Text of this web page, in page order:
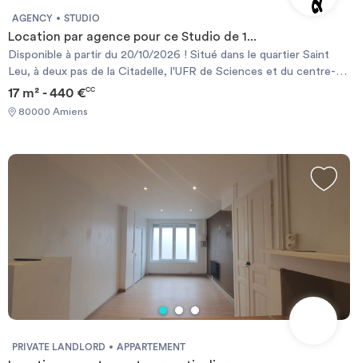
AGENCY STUDIO
Location par agence pour ce Studio de 1...
Disponible à partir du 20/10/2026 ! Situé dans le quartier Saint
Leu, à deux pas de la Citadelle, l'UFR de Sciences et du centre-
ville. Nous vous proposons à la location ce charmant studio refait
à neuf de 17m² vous offrant, un coin cuisine, un séjour, une salle
de douche avec wc. Le chauffage est individuel électrique.
Vous pouvez également nous contacter au 03.22.91.36.15 ou
informations sur les risques auxquels ce bien est exposé sont
disponibles sur le site Géorisque : https://www.georisques.gouv.fr
17 m² - 440 €CC
80000 Amiens
PRIVATE LANDLORD APPARTEMENT